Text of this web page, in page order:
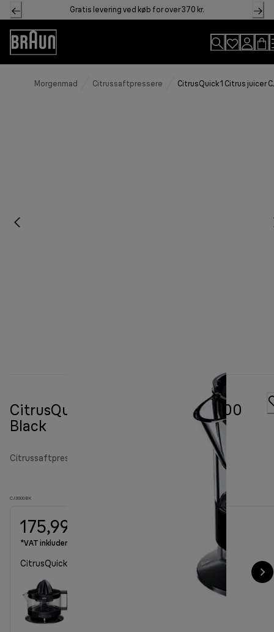
Skip
to
Content
Gratis levering ved køb for over 370 kr.
Accessibility
Statement
Morgenmad Citrussaftpressere CitrusQuick 1 Citrus juicer
CitrusQuick 1 Citrus juicer CJ3000
Black
Citrussaftpressere
CJ3000BK
175,99 kr.
*VAT inkluderet
CitrusQuick 1 Citrus juicer CJ3000 Black